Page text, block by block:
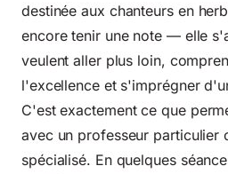
destinée aux chanteurs en
encore tenir une note — elle
veulent aller plus loin,
l'excellence et s'imprégner
C'est exactement ce que
avec un professeur particulier
spécialisé. En quelques